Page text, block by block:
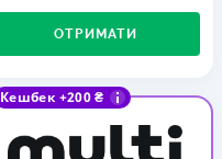
ОТРИМАТИ
Кешбек +200 ₴